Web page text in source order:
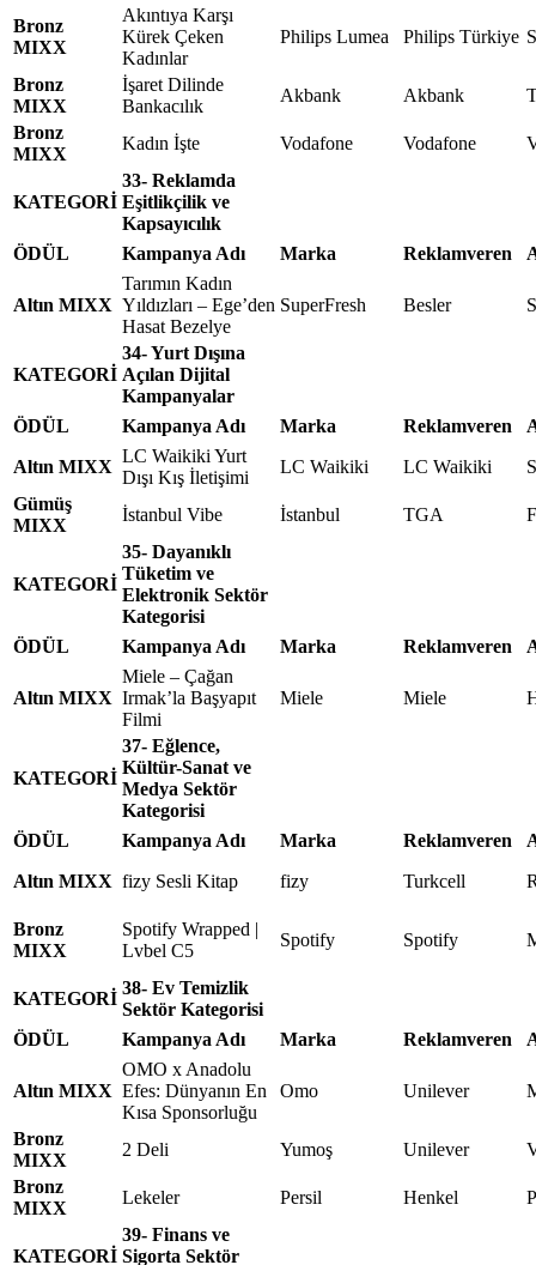
Bronz
MIXX
Akıntıya Karşı
Kürek Çeken
Kadınlar
Philips Lumea Philips Türkiye
Bronz
MIXX
İşaret Dilinde
Bankacılık
Akbank Akbank
Bronz
MIXX
Kadın İşte Vodafone Vodafone
KATEGORİ
33- Reklamda
Eşitlikçilik ve
Kapsayıcılık
ÖDÜL
Kampanya Adı Marka Reklamveren
Altın MIXX
Tarımın Kadın
Yıldızları – Ege’den
Hasat Bezelye
SuperFresh Besler
KATEGORİ
34- Yurt Dışına
Açılan Dijital
Kampanyalar
ÖDÜL
Kampanya Adı Marka Reklamveren
Altın MIXX
LC Waikiki Yurt
Dışı Kış İletişimi
LC Waikiki LC Waikiki
Gümüş
MIXX
İstanbul Vibe İstanbul TGA
KATEGORİ
35- Dayanıklı
Tüketim ve
Elektronik Sektör
Kategorisi
ÖDÜL
Kampanya Adı Marka Reklamveren
Altın MIXX
Miele – Çağan
Irmak’la Başyapıt
Filmi
Miele Miele
KATEGORİ
37- Eğlence,
Kültür-Sanat ve
Medya Sektör
Kategorisi
ÖDÜL
Kampanya Adı Marka Reklamveren
Altın MIXX fizy Sesli Kitap fizy Turkcell
Bronz
MIXX
Spotify Wrapped |
Lvbel C5
Spotify Spotify
KATEGORİ
38- Ev Temizlik
Sektör Kategorisi
ÖDÜL
Kampanya Adı Marka Reklamveren
Altın MIXX
OMO x Anadolu
Efes: Dünyanın En
Kısa Sponsorluğu
Omo Unilever
Bronz
MIXX
2 Deli Yumoş Unilever
Bronz
MIXX
Lekeler Persil Henkel
KATEGORİ
39- Finans ve
Sigorta Sektör